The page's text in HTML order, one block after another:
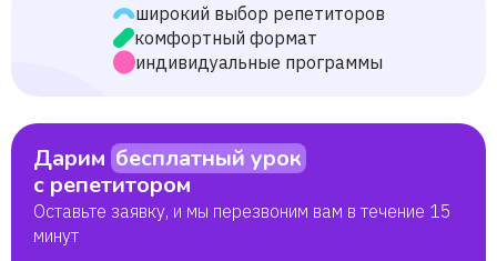
широкий выбор репетиторов
комфортный формат
индивидуальные программы
Дарим бесплатный урок
с репетитором
Оставьте заявку, и мы перезвоним вам в течение 15
минут